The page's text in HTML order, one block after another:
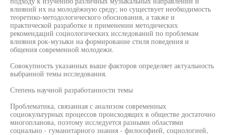
влияний их на молодёжную среду; но существует необходимость
теоретико-методологического обоснования, а также и
практической разработке и применении методических
рекомендаций социологических исследований по проблемам
влияния рок-музыки на формирование стиля поведения и
общения современной молодежи.
Совокупность указанных выше факторов определяет актуальность
выбранной темы исследования.
Степень научной разработанности темы
Проблематика, связанная с анализом современных
социокультурных процессов происходящих в обществе достаточно
многопланова, поэтому исследуется разными областями
социально - гуманитарного знания - философией, социологией,